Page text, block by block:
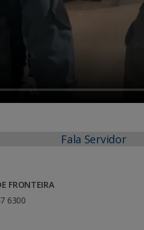
Fala Servidor
FRONTEIRA
6300